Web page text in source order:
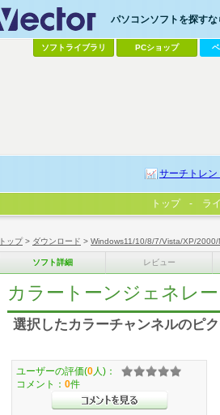
トップ> ダウンロード > Windows11/10/8/7/Vista/XP/2000/
ソフト詳細 レビュー
カラートーンジェネレー
選択したカラーチャンネルのピ
ユーザーの評価(0 人)：
コメント： 0件
パソコンソフトを探すな
ソフトライブラリ PCショップ
サーチトレン
トップ ラ